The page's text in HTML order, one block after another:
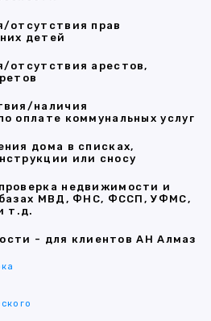
отсутствия прав
детей
отсутствия арестов,
наличия
оплате коммунальных услуг
дома в списках,
или сносу
недвижимости и
базах МВД, ФНС, ФССП, УФМС,
т.д.
- для клиентов АН Алмаз